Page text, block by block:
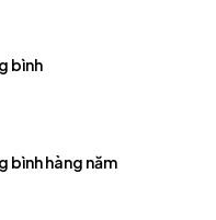
bình
bình hàng năm